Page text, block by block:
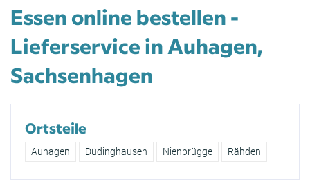
Essen online bestellen -
Lieferservice in Auhagen,
Sachsenhagen
Ortsteile
Auhagen Düdinghausen Nienbrügge Rähden